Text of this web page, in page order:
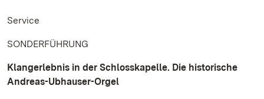
Service
SONDERFÜHRUNG
Klangerlebnis in der Schlosskapelle. Die historische
Andreas-Ubhauser-Orgel